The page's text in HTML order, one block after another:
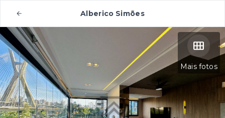
Alberico Simões
Mais fotos